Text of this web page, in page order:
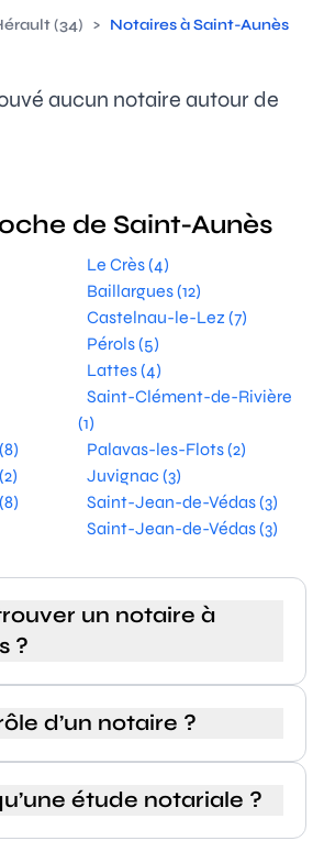
(34) > Notaires à Saint-Aunès
aucun notaire autour de
de Saint-Aunès
Le Crès (4)
Baillargues (12)
Castelnau-le-Lez (7)
Pérols (5)
Lattes (4)
Saint-Clément-de-Rivière
(1)
Palavas-les-Flots (2)
Juvignac (3)
Saint-Jean-de-Védas (3)
Saint-Jean-de-Védas (3)
un notaire à
?
d’un notaire ?
étude notariale ?